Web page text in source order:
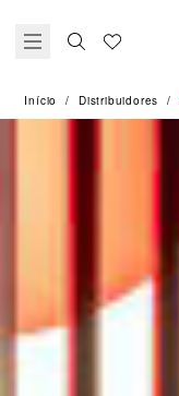
Início Distribuidores